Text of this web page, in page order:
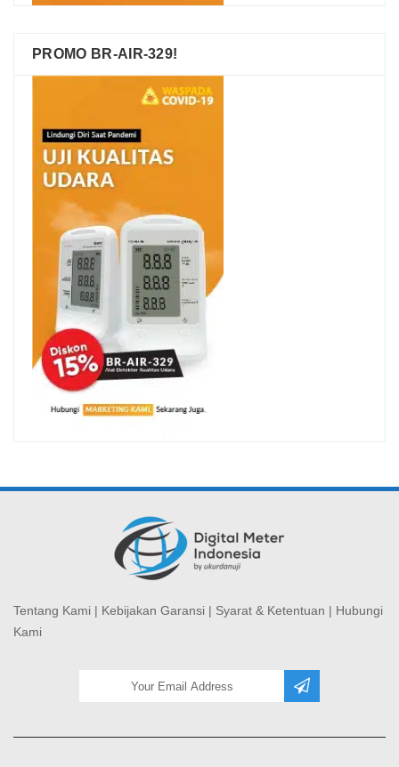
PROMO BR-AIR-329!
Tentang Kami | Kebijakan Garansi | Syarat & Ketentuan | Hubungi
Kami